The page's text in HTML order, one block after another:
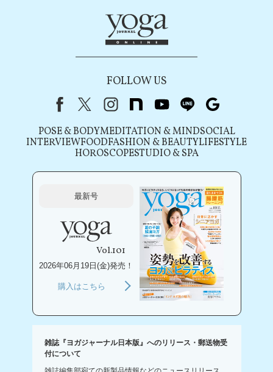
FOLLOW US
FacebookX（旧Twitter）
instagram
note youtubeline
POSE & BODYMEDITATION & MINDSOCIAL
INTERVIEWFOODFASHION & BEAUTYLIFESTYLE
HOROSCOPESTUDIO & SPA
最新号
Vol.101
2026年06月19日(金)発売！
購入はこちら
雑誌『ヨガジャーナル日本版』へのリリース・郵送物受
付について